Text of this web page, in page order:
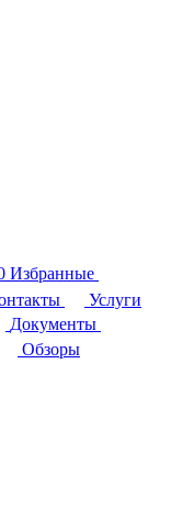
Избранные
Услуги
Документы
Обзоры